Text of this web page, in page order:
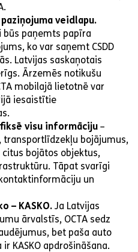
veidlapu.
būs paņemts papīra
ko var saņemt CSDD
Latvijas saskaņotais
Ārzemēs notikušu
mobilajā lietotnē var
iesaistītie
visu informāciju –
bojājumus,
bojātos objektus,
Tāpat svarīgi
un
– KASKO. Ja Latvijas
ārvalstīs, OCTA sedz
bet paša auto
KASKO apdrošināšana.